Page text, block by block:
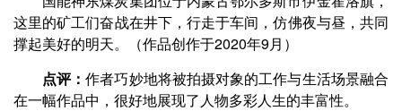
这里的矿工们奋战在井下，行走于车间，仿佛夜与昼，共同
撑起美好的明天。（作品创作于2020年9月）
点评：作者巧妙地将被拍摄对象的工作与生活场景融合
在一幅作品中，很好地展现了人物多彩人生的丰富性。